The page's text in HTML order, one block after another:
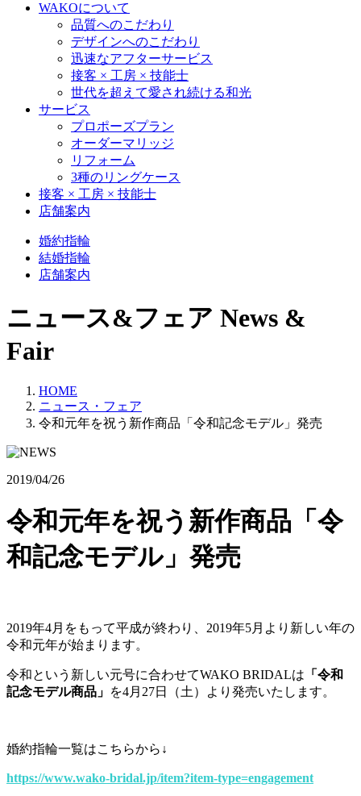
WAKOについて
品質へのこだわり
デザインへのこだわり
迅速なアフターサービス
接客 × 工房 × 技能士
世代を超えて愛され続ける和光
サービス
プロポーズプラン
オーダーマリッジ
リフォーム
3種のリングケース
接客 × 工房 × 技能士
店舗案内
婚約指輪
結婚指輪
店舗案内
ニュース&フェア News &
Fair
HOME
ニュース・フェア
令和元年を祝う新作商品「令和記念モデル」発売
2019/04/26
令和元年を祝う新作商品「令
和記念モデル」発売
2019年4月をもって平成が終わり、2019年5月より新しい年の
令和元年が始まります。
令和という新しい元号に合わせてWAKO BRIDALは 「令和
記念モデル商品」 を4月27日（土）より発売いたします。
婚約指輪一覧はこちらから↓
https://www.wako-bridal.jp/item?item-type=engagement